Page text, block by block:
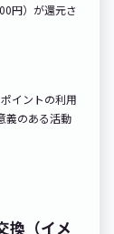
円）が還元さ
イントの利用
義のある活動
換（イメ